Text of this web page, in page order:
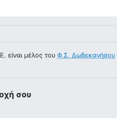
είναι μέλος του Φ.Σ. Δωδεκανήσου
σου